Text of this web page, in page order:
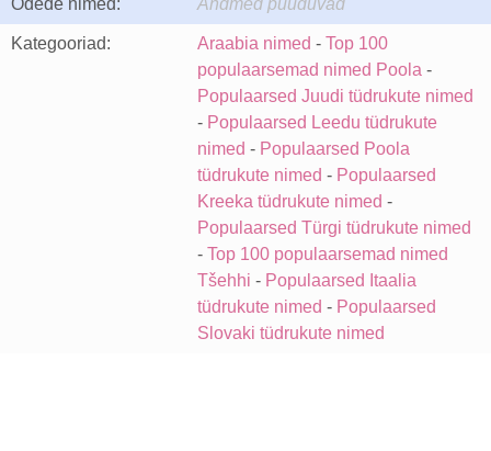
Õdede nimed: Andmed puuduvad
Kategooriad: Araabia nimed - Top 100
populaarsemad nimed Poola -
Populaarsed Juudi tüdrukute nimed
- Populaarsed Leedu tüdrukute
nimed - Populaarsed Poola
tüdrukute nimed - Populaarsed
Kreeka tüdrukute nimed -
Populaarsed Türgi tüdrukute nimed
- Top 100 populaarsemad nimed
Tšehhi - Populaarsed Itaalia
tüdrukute nimed - Populaarsed
Slovaki tüdrukute nimed